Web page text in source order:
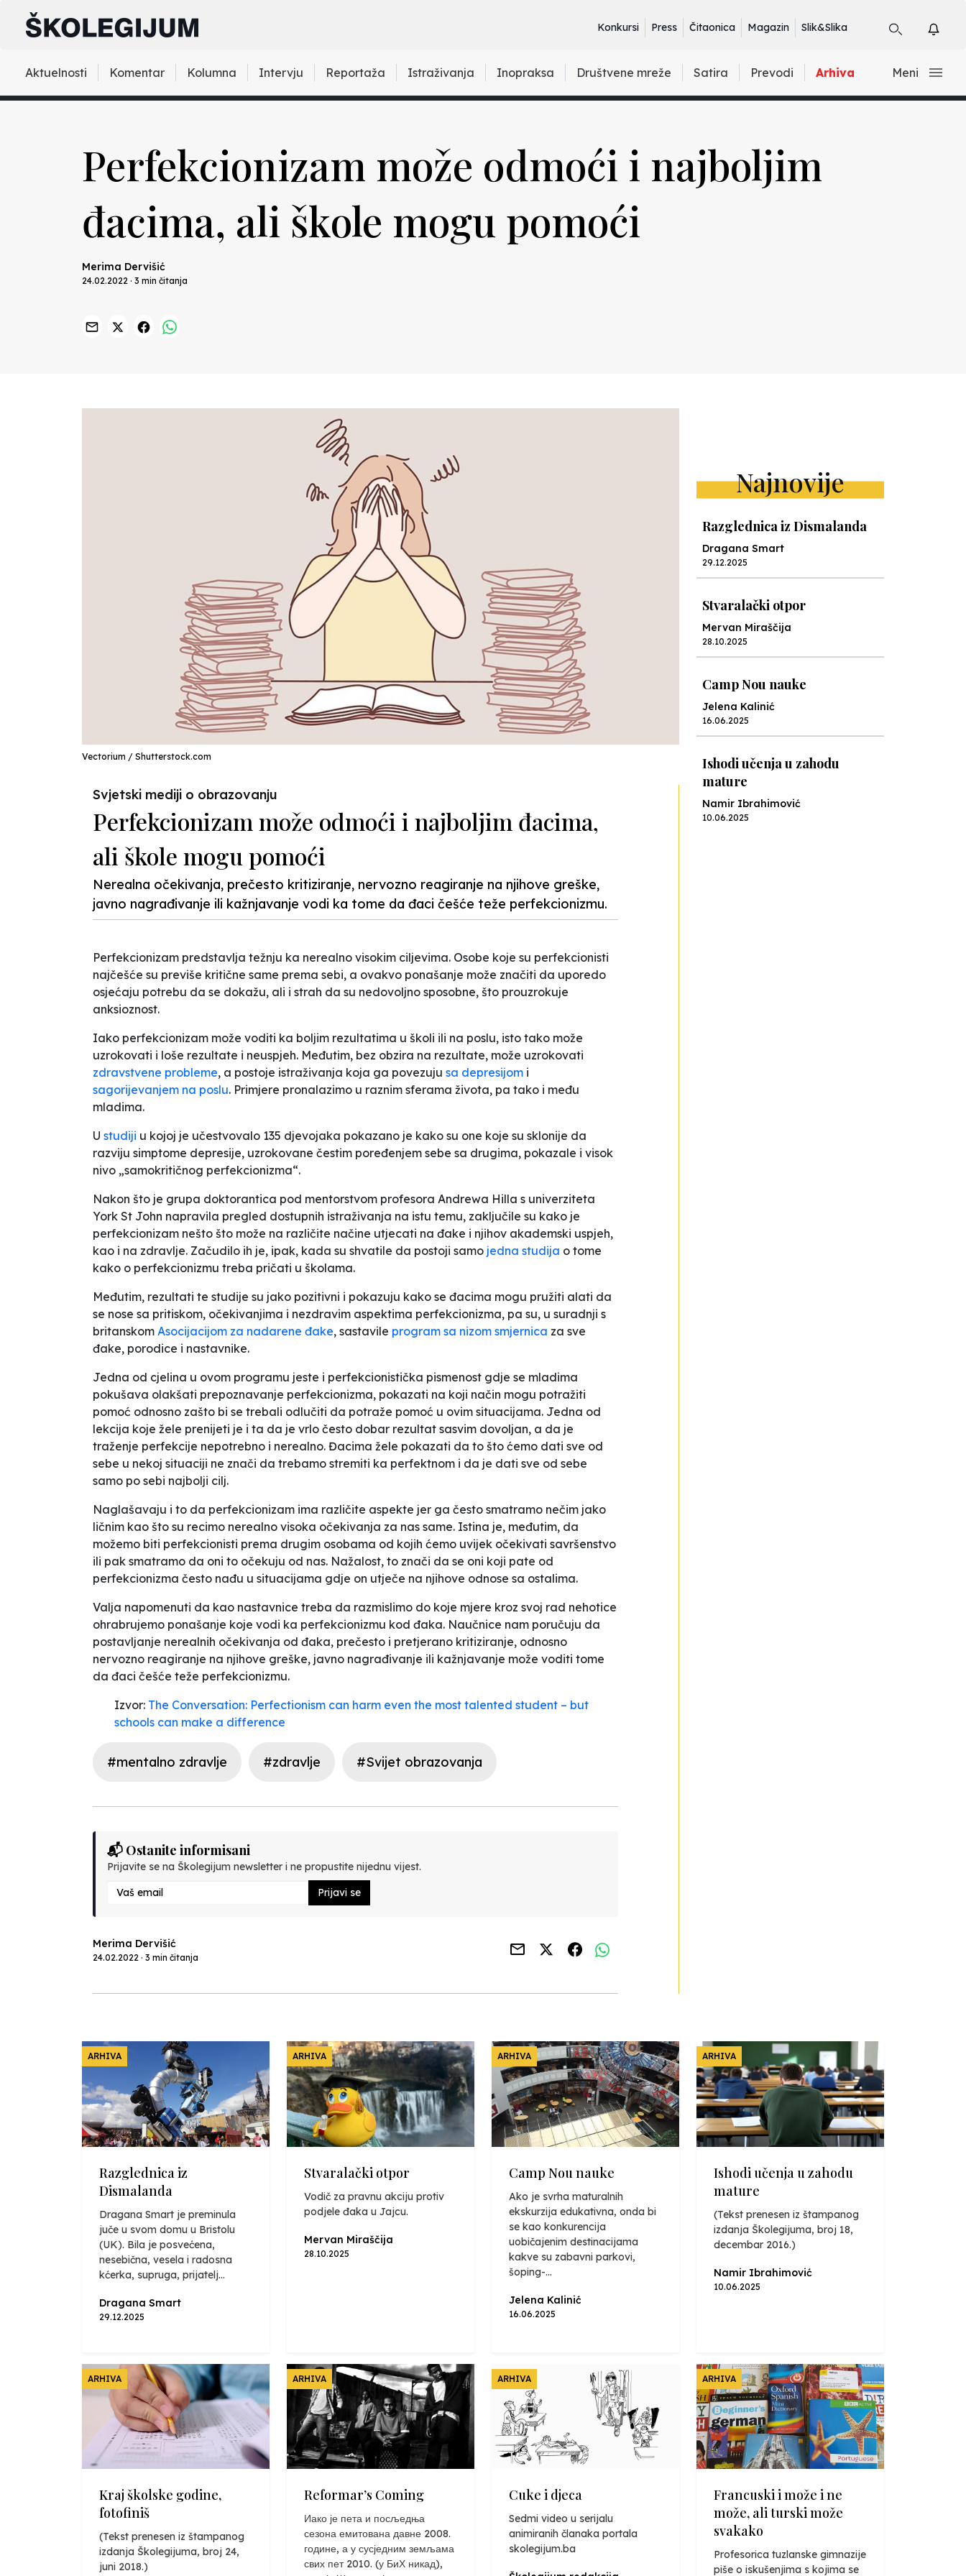
Konkursi Press Čitaonica Magazin Slik&Slika
Aktuelnosti Komentar Kolumna Intervju Reportaža Istraživanja Inopraksa Društvene mreže Satira Prevodi Arhiva Meni
Perfekcionizam može odmoći i najboljim
đacima, ali škole mogu pomoći
Merima Dervišić
24.02.2022 · 3 min čitanja
Vectorium / Shutterstock.com
Svjetski mediji o obrazovanju
Perfekcionizam može odmoći i najboljim đacima,
ali škole mogu pomoći
Nerealna očekivanja, prečesto kritiziranje, nervozno reagiranje na njihove greške,
javno nagrađivanje ili kažnjavanje vodi ka tome da đaci češće teže perfekcionizmu.
Perfekcionizam predstavlja težnju ka nerealno visokim ciljevima. Osobe koje su perfekcionisti
najčešće su previše kritične same prema sebi, a ovakvo ponašanje može značiti da uporedo
osjećaju potrebu da se dokažu, ali i strah da su nedovoljno sposobne, što prouzrokuje
anksioznost.
Iako perfekcionizam može voditi ka boljim rezultatima u školi ili na poslu, isto tako može
uzrokovati i loše rezultate i neuspjeh. Međutim, bez obzira na rezultate, može uzrokovati
zdravstvene probleme, a postoje istraživanja koja ga povezuju sa depresijom i
sagorijevanjem na poslu. Primjere pronalazimo u raznim sferama života, pa tako i među
mladima.
U studiji u kojoj je učestvovalo 135 djevojaka pokazano je kako su one koje su sklonije da
razviju simptome depresije, uzrokovane čestim poređenjem sebe sa drugima, pokazale i visok
nivo „samokritičnog perfekcionizma“.
Nakon što je grupa doktorantica pod mentorstvom profesora Andrewa Hilla s univerziteta
York St John napravila pregled dostupnih istraživanja na istu temu, zaključile su kako je
perfekcionizam nešto što može na različite načine utjecati na đake i njihov akademski uspjeh,
kao i na zdravlje. Začudilo ih je, ipak, kada su shvatile da postoji samo jedna studija o tome
kako o perfekcionizmu treba pričati u školama.
Međutim, rezultati te studije su jako pozitivni i pokazuju kako se đacima mogu pružiti alati da
se nose sa pritiskom, očekivanjima i nezdravim aspektima perfekcionizma, pa su, u suradnji s
britanskom Asocijacijom za nadarene đake, sastavile program sa nizom smjernica za sve
đake, porodice i nastavnike.
Jedna od cjelina u ovom programu jeste i perfekcionistička pismenost gdje se mladima
pokušava olakšati prepoznavanje perfekcionizma, pokazati na koji način mogu potražiti
pomoć odnosno zašto bi se trebali odlučiti da potraže pomoć u ovim situacijama. Jedna od
lekcija koje žele prenijeti je i ta da je vrlo često dobar rezultat sasvim dovoljan, a da je
traženje perfekcije nepotrebno i nerealno. Đacima žele pokazati da to što ćemo dati sve od
sebe u nekoj situaciji ne znači da trebamo stremiti ka perfektnom i da je dati sve od sebe
samo po sebi najbolji cilj.
Naglašavaju i to da perfekcionizam ima različite aspekte jer ga često smatramo nečim jako
ličnim kao što su recimo nerealno visoka očekivanja za nas same. Istina je, međutim, da
možemo biti perfekcionisti prema drugim osobama od kojih ćemo uvijek očekivati savršenstvo
ili pak smatramo da oni to očekuju od nas. Nažalost, to znači da se oni koji pate od
perfekcionizma često nađu u situacijama gdje on utječe na njihove odnose sa ostalima.
Valja napomenuti da kao nastavnice treba da razmislimo do koje mjere kroz svoj rad nehotice
ohrabrujemo ponašanje koje vodi ka perfekcionizmu kod đaka. Naučnice nam poručuju da
postavljanje nerealnih očekivanja od đaka, prečesto i pretjerano kritiziranje, odnosno
nervozno reagiranje na njihove greške, javno nagrađivanje ili kažnjavanje može voditi tome
da đaci češće teže perfekcionizmu.
Izvor: The Conversation: Perfectionism can harm even the most talented student – but
schools can make a difference
#mentalno zdravlje #zdravlje #Svijet obrazovanja
📬 Ostanite informisani
Prijavite se na Školegijum newsletter i ne propustite nijednu vijest.
Prijavi se
Merima Dervišić
24.02.2022 · 3 min čitanja
Najnovije
Razglednica iz Dismalanda
Dragana Smart
29.12.2025
Stvaralački otpor
Mervan Miraščija
28.10.2025
Camp Nou nauke
Jelena Kalinić
16.06.2025
Ishodi učenja u zahodu
mature
Namir Ibrahimović
10.06.2025
ARHIVA
Razglednica iz
Dismalanda
Dragana Smart je preminula
juče u svom domu u Bristolu
(UK). Bila je posvećena,
nesebična, vesela i radosna
kćerka, supruga, prijatelj...
Dragana Smart
29.12.2025
ARHIVA
Stvaralački otpor
Vodič za pravnu akciju protiv
podjele đaka u Jajcu.
Mervan Miraščija
28.10.2025
ARHIVA
Camp Nou nauke
Ako je svrha maturalnih
ekskurzija edukativna, onda bi
se kao konkurencija
uobičajenim destinacijama
kakve su zabavni parkovi,
šoping-...
Jelena Kalinić
16.06.2025
ARHIVA
Ishodi učenja u zahodu
mature
(Tekst prenesen iz štampanog
izdanja Školegijuma, broj 18,
decembar 2016.)
Namir Ibrahimović
10.06.2025
ARHIVA
Kraj školske godine,
fotofiniš
(Tekst prenesen iz štampanog
izdanja Školegijuma, broj 24,
juni 2018.)
ARHIVA
Reformar’s Coming
Иако је пета и посљедња
сезона емитована давне 2008.
године, а у сусједним земљама
свих пет 2010. (у БиХ никад),
ARHIVA
Cuke i djeca
Sedmi video u serijalu
animiranih članaka portala
skolegijum.ba
ARHIVA
Francuski i može i ne
može, ali turski može
svakako
Profesorica tuzlanske gimnazije
piše o iskušenjima s kojima se